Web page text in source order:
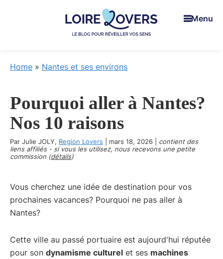
réveiller
en
Loire
-
Le
blog
Menu
Home » Nantes et ses environs
Pourquoi aller à Nantes?
Nos 10 raisons
Par Julie JOLY, Region Lovers mars 18, 2026
contient des
liens affiliés - si vous les utilisez, nous recevons une petite
commission (détails)
Vous cherchez une idée de destination pour vos
prochaines vacances? Pourquoi ne pas aller à
Nantes?
Cette ville au passé portuaire est aujourd'hui réputée
pour son dynamisme culturel et ses machines